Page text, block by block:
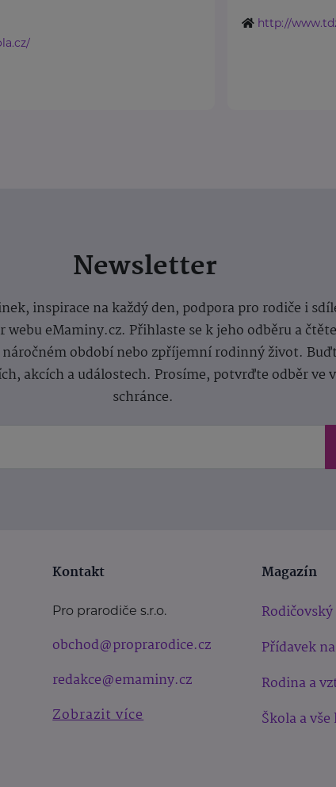
http://
Newsletter
inspirace na každý den, podpora pro rodiče i
webu eMaminy.cz. Přihlaste se k jeho odběru a
období nebo zpříjemní rodinný život.
akcích a událostech. Prosíme, potvrďte odběr ve
schránce.
Kontakt
Pro prarodiče s.r.o.
obchod@proprarodice.cz
redakce@emaminy.cz
Zobrazit více
Magazín
Přídavek
Rodina a
Škola a